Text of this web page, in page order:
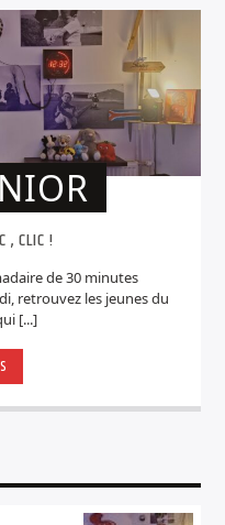
, CLIC !
de 30 minutes
retrouvez les jeunes du
[...]